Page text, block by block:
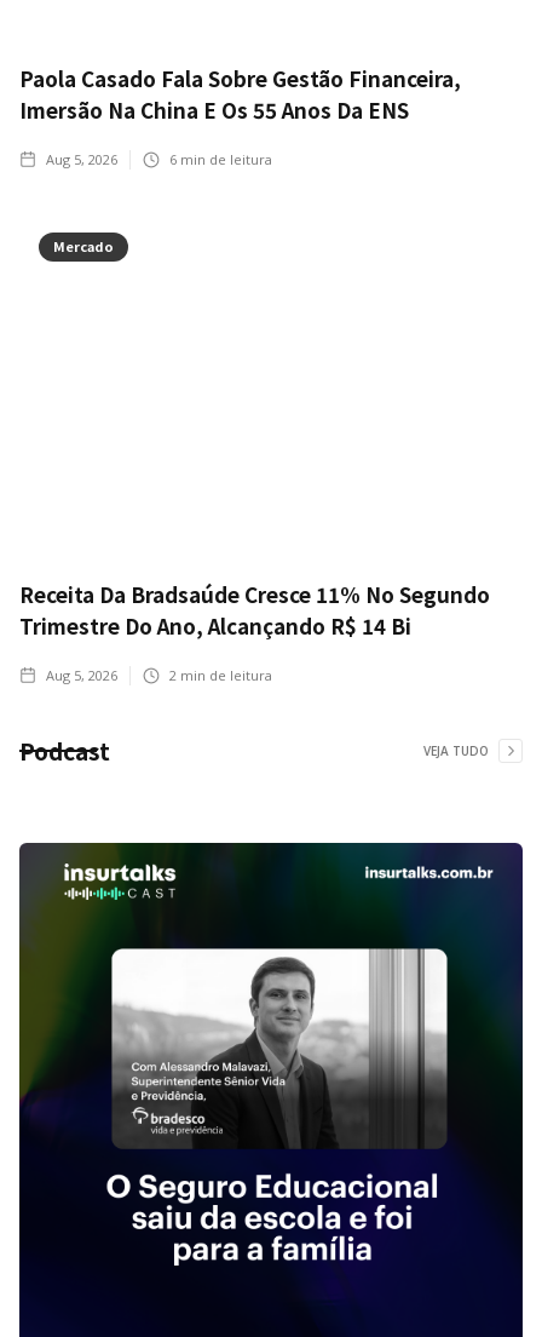
Paola Casado Fala Sobre Gestão Financeira,
Imersão Na China E Os 55 Anos Da ENS
Aug 5, 2026 6 min de leitura
Mercado
Receita Da Bradsaúde Cresce 11% No Segundo
Trimestre Do Ano, Alcançando R$ 14 Bi
Aug 5, 2026 2 min de leitura
Podcast VEJA TUDO